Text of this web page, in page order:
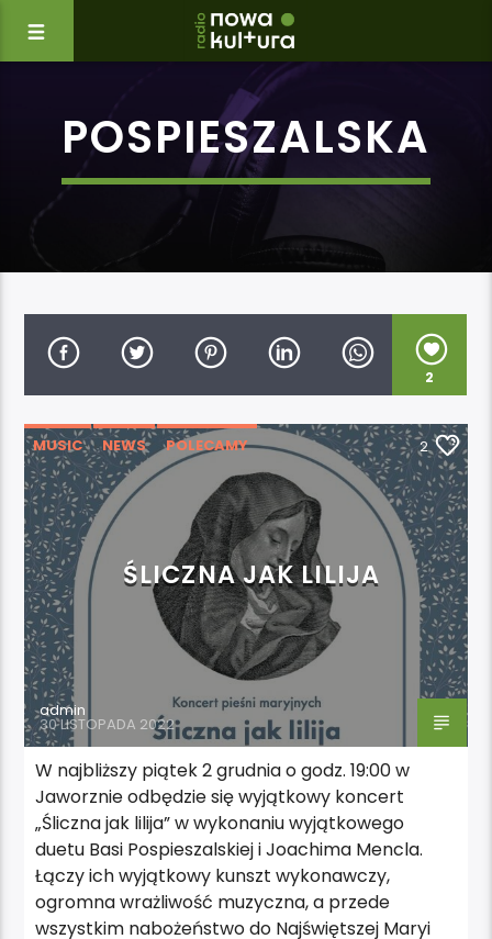
POSPIESZALSKA
2
MUSIC NEWS POLECAMY 2
ŚLICZNA JAK LILIJA
admin
30 LISTOPADA 2022
W najbliższy piątek 2 grudnia o godz. 19:00 w
Jaworznie odbędzie się wyjątkowy koncert
„Śliczna jak lilija” w wykonaniu wyjątkowego
duetu Basi Pospieszalskiej i Joachima Mencla.
Łączy ich wyjątkowy kunszt wykonawczy,
ogromna wrażliwość muzyczna, a przede
wszystkim nabożeństwo do Najświętszej Maryi